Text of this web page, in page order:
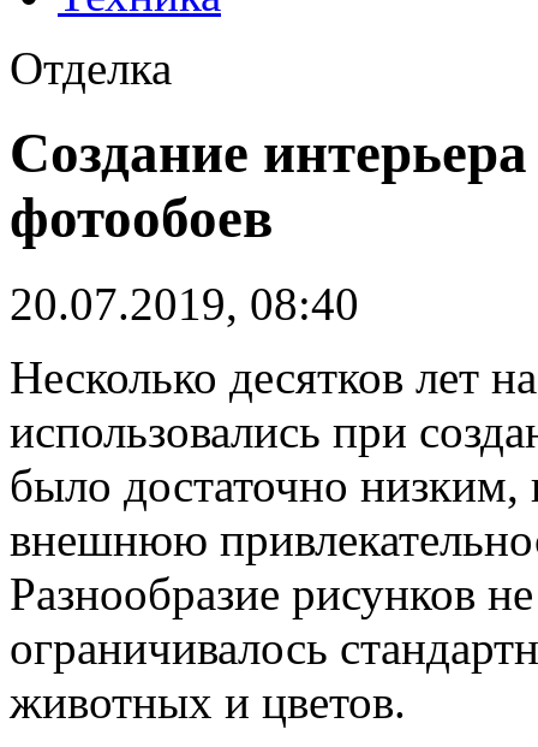
Отделка
Создание
фотообоев
20.07.2019, 08:40
Несколько десятков лет
использовались при
было достаточно
внешнюю
Разнообразие рисунков
ограничивалось
животных и цветов.